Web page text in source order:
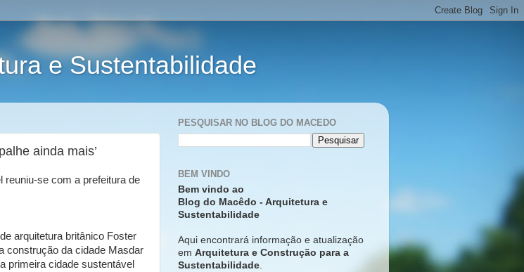
e Sustentabilidade
ainda mais’
reuniu-se com a prefeitura de
arquitetura britânico Foster
construção da cidade Masdar
primeira cidade sustentável
PESQUISAR NO BLOG DO MACEDO
BEM VINDO
Bem vindo ao
Blog do Macêdo - Arquitetura e
Sustentabilidade
Aqui encontrará informação e atualização
em Arquitetura e Construção para a
Sustentabilidade.